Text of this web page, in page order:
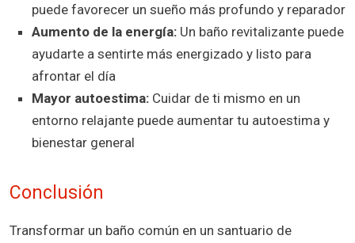
puede favorecer un sueño más profundo y reparador
Aumento de la energía: Un baño revitalizante puede
ayudarte a sentirte más energizado y listo para
afrontar el día
Mayor autoestima: Cuidar de ti mismo en un
entorno relajante puede aumentar tu autoestima y
bienestar general
Conclusión
Transformar un baño común en un santuario de